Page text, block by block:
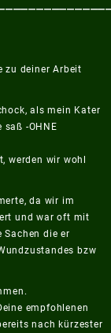
zu deiner Arbeit
als mein Kater
-OHNE
werden wir wohl
da wir im
und war oft mit
die er
bzw
empfohlenen
nach kürzester